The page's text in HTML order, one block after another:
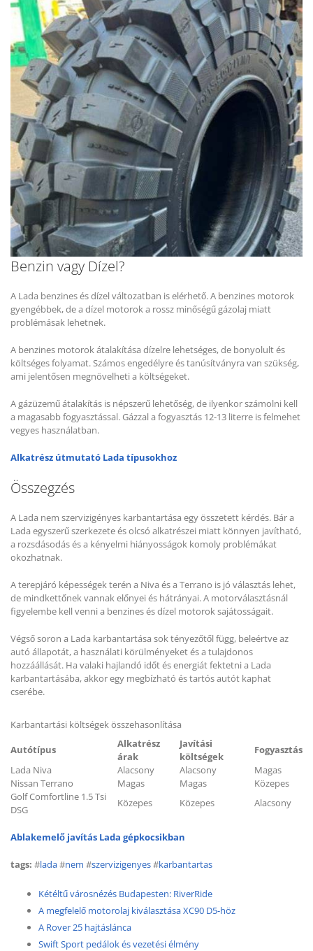
Benzin vagy Dízel?
A Lada benzines és dízel változatban is elérhető. A benzines motorok
gyengébbek, de a dízel motorok a rossz minőségű gázolaj miatt
problémásak lehetnek.
A benzines motorok átalakítása dízelre lehetséges, de bonyolult és
költséges folyamat. Számos engedélyre és tanúsítványra van szükség,
ami jelentősen megnövelheti a költségeket.
A gázüzemű átalakítás is népszerű lehetőség, de ilyenkor számolni kell
a magasabb fogyasztással. Gázzal a fogyasztás 12-13 literre is felmehet
vegyes használatban.
Alkatrész útmutató Lada típusokhoz
Összegzés
A Lada nem szervizigényes karbantartása egy összetett kérdés. Bár a
Lada egyszerű szerkezete és olcsó alkatrészei miatt könnyen javítható,
a rozsdásodás és a kényelmi hiányosságok komoly problémákat
okozhatnak.
A terepjáró képességek terén a Niva és a Terrano is jó választás lehet,
de mindkettőnek vannak előnyei és hátrányai. A motorválasztásnál
figyelembe kell venni a benzines és dízel motorok sajátosságait.
Végső soron a Lada karbantartása sok tényezőtől függ, beleértve az
autó állapotát, a használati körülményeket és a tulajdonos
hozzáállását. Ha valaki hajlandó időt és energiát fektetni a Lada
karbantartásába, akkor egy megbízható és tartós autót kaphat
cserébe.
Karbantartási költségek összehasonlítása
Autótípus
Alkatrész
árak
Javítási
költségek
Fogyasztás
Lada Niva
Alacsony Alacsony
Magas
Nissan Terrano
Magas Magas
Közepes
Golf Comfortline 1.5 Tsi
DSG
Közepes Közepes Alacsony
Ablakemelő javítás Lada gépkocsikban
tags: #lada#nem #szervizigenyes#karbantartas
Kétéltű városnézés Budapesten: RiverRide
A megfelelő motorolaj kiválasztása XC90 D5-höz
A Rover 25 hajtáslánca
Swift Sport pedálok és vezetési élmény